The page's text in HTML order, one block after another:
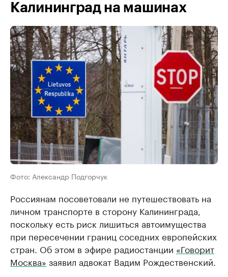
Калининград на машинах
Фото: Александр Подгорчук
Россиянам посоветовали не путешествовать на
личном транспорте в сторону Калининграда,
поскольку есть риск лишиться автоимущества
при пересечении границ соседних европейских
стран. Об этом в эфире радиостанции «Говорит
Москва» заявил адвокат Вадим Рождественский.